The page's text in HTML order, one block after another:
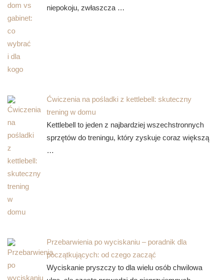
niepokoju, zwłaszcza …
Ćwiczenia na pośladki z kettlebell: skuteczny
trening w domu
Kettlebell to jeden z najbardziej wszechstronnych
sprzętów do treningu, który zyskuje coraz większą
…
Przebarwienia po wyciskaniu – poradnik dla
początkujących: od czego zacząć
Wyciskanie pryszczy to dla wielu osób chwilowa